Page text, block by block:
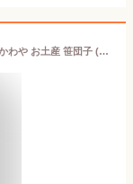
新川屋 新潟名産 笹だんご 粒あん 10個入 しんかわや お土産 笹団子 (500g(50g×10個入)×1袋)